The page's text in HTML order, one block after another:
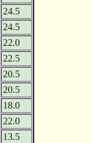
24.5
24.5
22.0
22.5
20.5
20.5
18.0
22.0
13.5